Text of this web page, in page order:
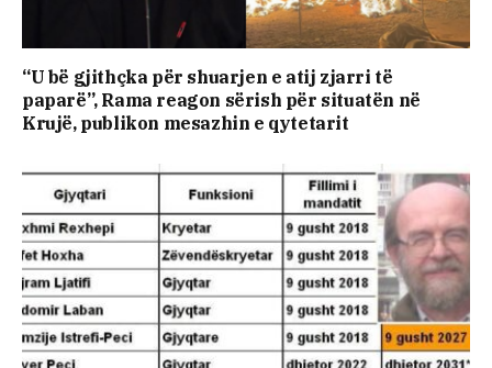
“U bë gjithçka për shuarjen e atij zjarri të
paparë”, Rama reagon sërish për situatën në
Krujë, publikon mesazhin e qytetarit